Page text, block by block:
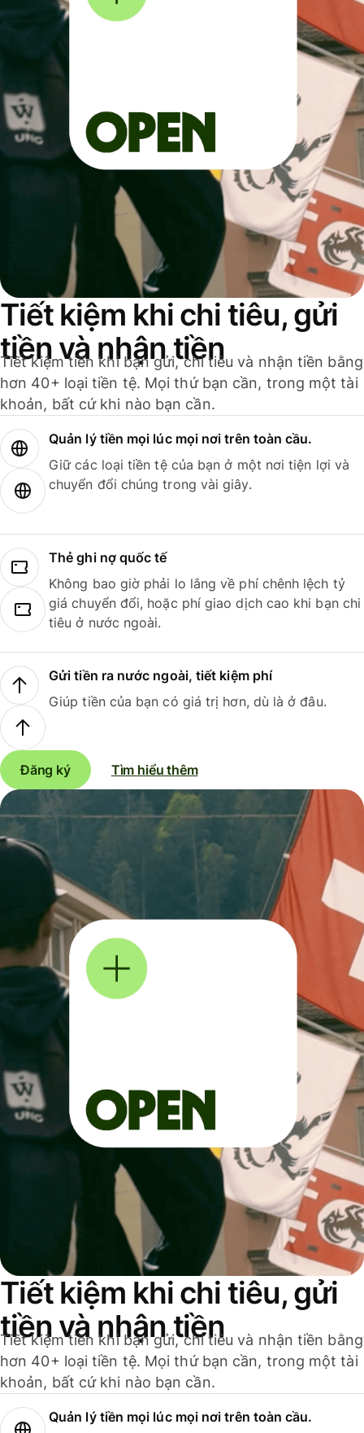
Tiết kiệm khi chi tiêu, gửi
tiền và nhận tiền
Tiết kiệm tiền khi bạn gửi, chi tiêu và nhận tiền bằng
hơn 40+ loại tiền tệ. Mọi thứ bạn cần, trong một tài
khoản, bất cứ khi nào bạn cần.
Quản lý tiền mọi lúc mọi nơi trên toàn cầu.
Giữ các loại tiền tệ của bạn ở một nơi tiện lợi và
chuyển đổi chúng trong vài giây.
Thẻ ghi nợ quốc tế
Không bao giờ phải lo lắng về phí chênh lệch tỷ
giá chuyển đổi, hoặc phí giao dịch cao khi bạn chi
tiêu ở nước ngoài.
Gửi tiền ra nước ngoài, tiết kiệm phí
Giúp tiền của bạn có giá trị hơn, dù là ở đâu.
Đăng ký Tìm hiểu thêm
Tiết kiệm khi chi tiêu, gửi
tiền và nhận tiền
Tiết kiệm tiền khi bạn gửi, chi tiêu và nhận tiền bằng
hơn 40+ loại tiền tệ. Mọi thứ bạn cần, trong một tài
khoản, bất cứ khi nào bạn cần.
Quản lý tiền mọi lúc mọi nơi trên toàn cầu.